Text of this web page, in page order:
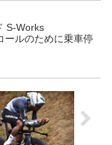
S-Works
ールのために乗車停